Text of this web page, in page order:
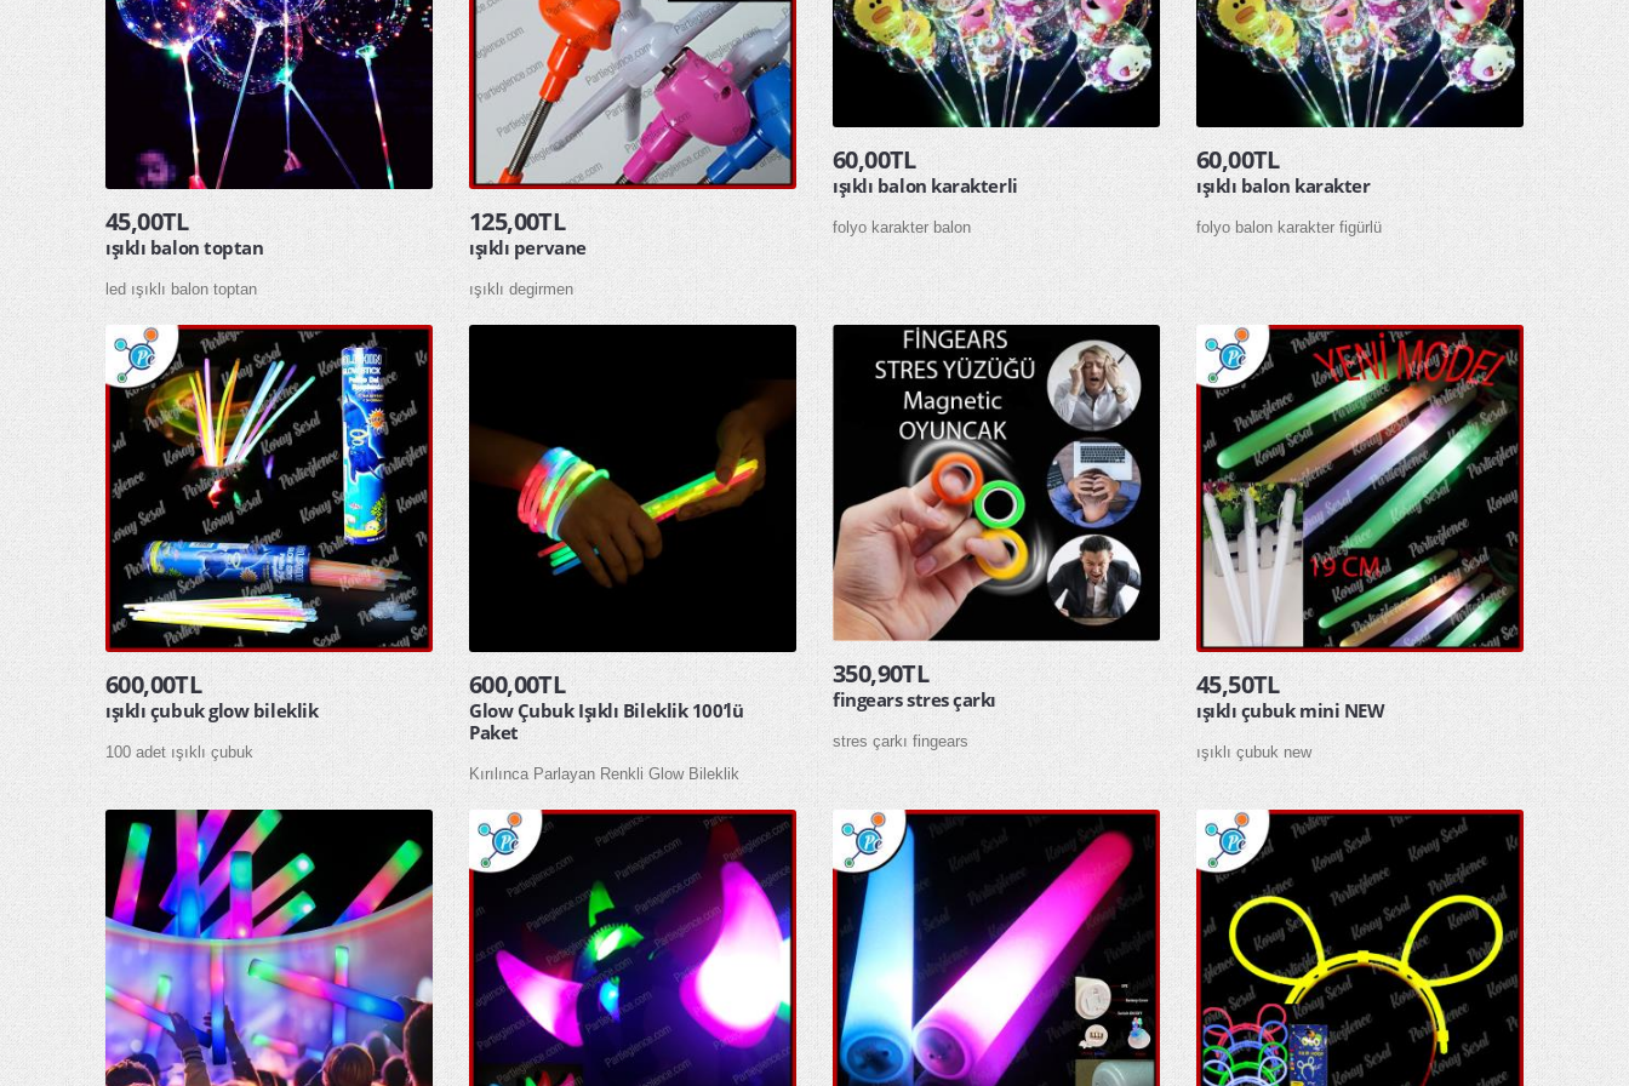
45,00TL
ışıklı balon toptan
led ışıklı balon toptan
125,00TL
ışıklı pervane
ışıklı degirmen
60,00TL
ışıklı balon karakterli
folyo karakter balon
60,00TL
ışıklı balon karakter
folyo balon karakter figürlü
600,00TL
ışıklı çubuk glow bileklik
100 adet ışıklı çubuk
600,00TL
Glow Çubuk Işıklı Bileklik 100’lü
Paket
Kırılınca Parlayan Renkli Glow Bileklik
350,90TL
fingears stres çarkı
stres çarkı fingears
45,50TL
ışıklı çubuk mini NEW
ışıklı çubuk new